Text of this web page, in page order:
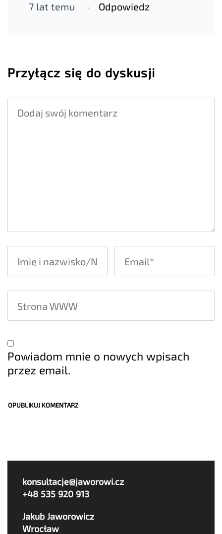
7 lat temu Odpowiedz
Przyłącz się do dyskusji
Powiadom mnie o nowych wpisach
przez email.
konsultacje@jaworowi.cz
+48 535 920 913
Jakub Jaworowicz
Wrocław